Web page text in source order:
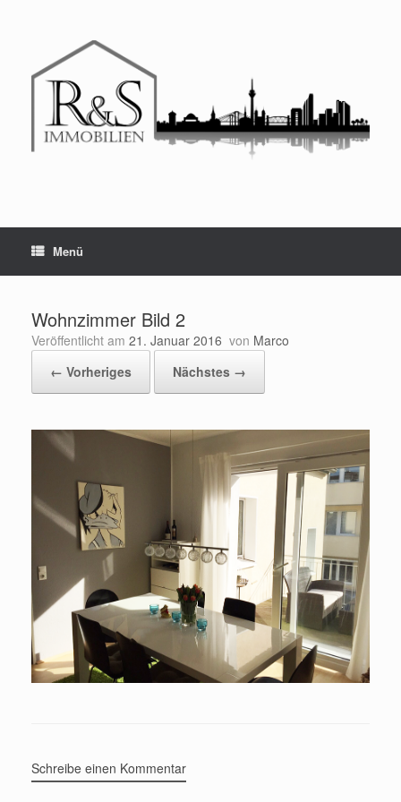
Menü
Wohnzimmer Bild 2
Veröffentlicht am 21. Januar 2016 von Marco
← Vorheriges
Nächstes →
Schreibe einen Kommentar